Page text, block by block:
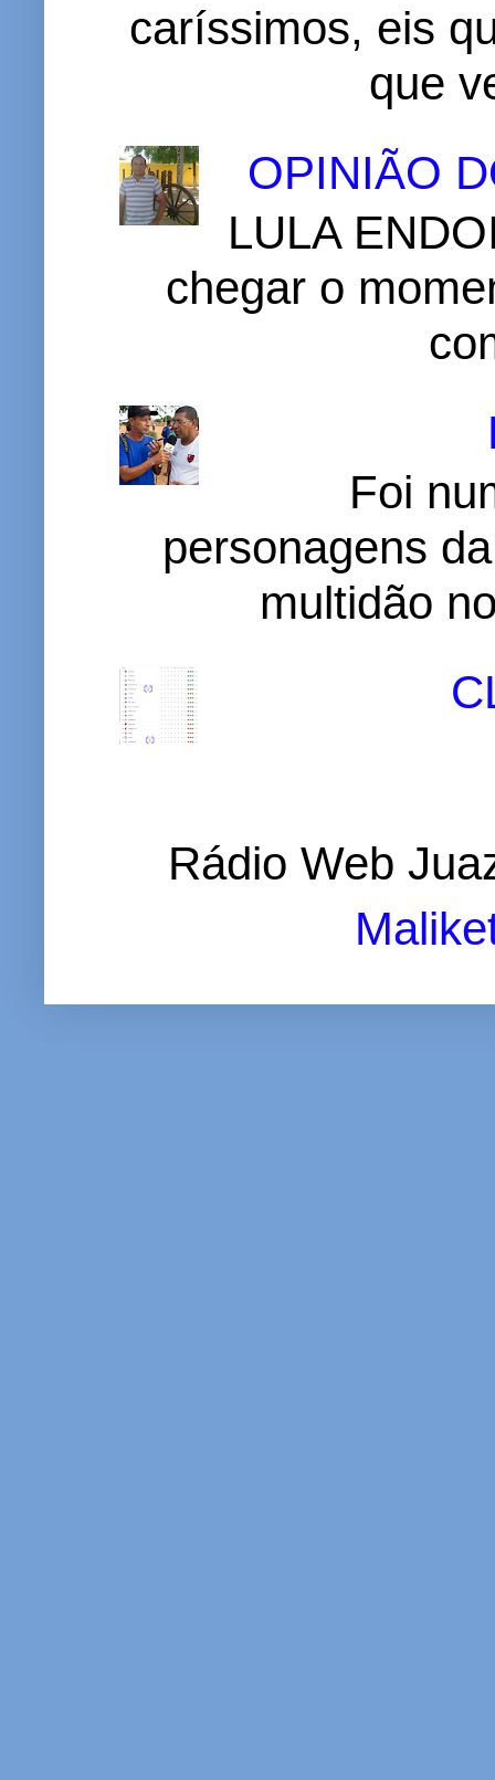
caríssimos, eis
que
OPINIÃO
LULA
chegar o
Foi
personagens
multidão
Rádio Web